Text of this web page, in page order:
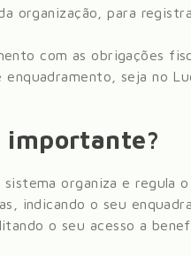
organização, para
com as obrigações
seja no
importante?
organiza e regula
indicando o seu
o seu acesso a